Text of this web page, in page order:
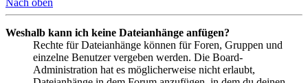
Nach oben
Weshalb kann ich keine Dateianhänge anfügen?
Rechte für Dateianhänge können für Foren, Gruppen und
einzelne Benutzer vergeben werden. Die Board-
Administration hat es möglicherweise nicht erlaubt,